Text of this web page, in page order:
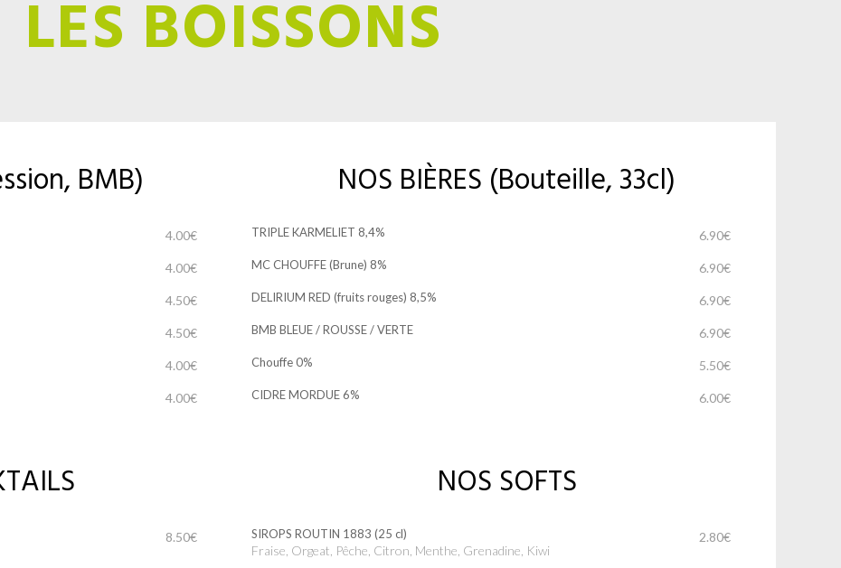
LES BOISSONS
BMB)
4.00€
4.00€
4.50€
4.50€
4.00€
4.00€
8.50€
NOS BIÈRES (bouteille, 33cl)
TRIPLE KARMELIET 8,4% 6.90€
MC CHOUFFE (Brune) 8% 6.90€
DELIRIUM RED (fruits rouges) 8,5% 6.90€
BMB BLEUE / ROUSSE / VERTE 6.90€
Chouffe 0% 5.50€
CIDRE MORDUE 6% 6.00€
NOS SOFTS
SIROPS ROUTIN 1883 (25 cl)
Fraise, Orgeat, Pêche, Citron, Menthe, Grenadine, Kiwi
2.80€